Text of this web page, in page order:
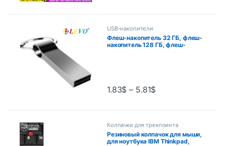
USB-накопители
Флеш-накопитель 32 ГБ, флеш-
накопитель 128 ГБ, флеш-
1.83$ – 5.81$
Колпачки для трекпоинта
Резиновый колпачок для мыши,
для ноутбука IBM Thinkpad,